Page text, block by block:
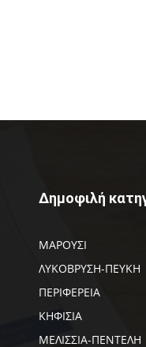
Δημοφιλή
ΜΑΡΟΥΣΙ
ΛΥΚΟΒΡΥΣΗ-ΠΕΥΚΗ
ΠΕΡΙΦΕΡΕΙΑ
ΚΗΦΙΣΙΑ
ΜΕΛΙΣΣΙΑ-ΠΕΝΤΕΛΗ